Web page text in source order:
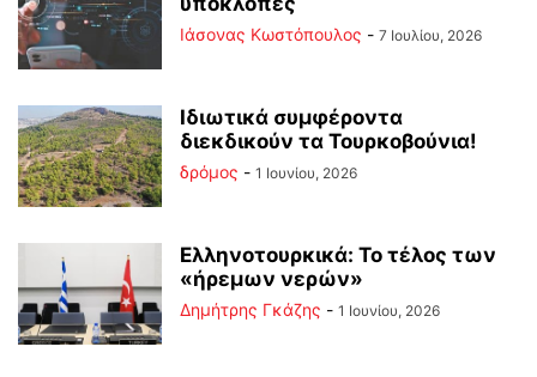
Ιάσονας Κωστόπουλος - 7 Ιουλίου, 2026
Ιδιωτικά συμφέροντα
διεκδικούν τα Τουρκοβούνια!
δρόμος - 1 Ιουνίου, 2026
Ελληνοτουρκικά: Το τέλος των
«ήρεμων νερών»
Δημήτρης Γκάζης - 1 Ιουνίου, 2026